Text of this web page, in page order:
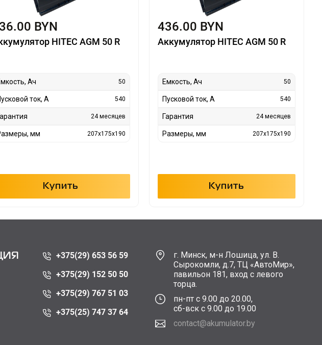
BYN
HITEC AGM 50 R
Ач 50
ток, А 540
24 месяцев
мм 207х175х190
Купить
436.00 BYN
Аккумулятор HITEC AGM 50 R
Емкость, Ач 50
Пусковой ток, А 540
Гарантия 24 месяцев
Размеры, мм 207х175х190
Купить
+375(29) 653 56 59
+375(29) 152 50 50
+375(29) 767 51 03
+375(25) 747 37 64
г. Минск, м-н Лошица, ул. В.
Сырокомли, д.7, ТЦ «АвтоМир»,
павильон 181, вход с левого
торца.
пн-пт с 9.00 до 20.00,
сб-вск с 9.00 до 19.00
contact@akumulator.by